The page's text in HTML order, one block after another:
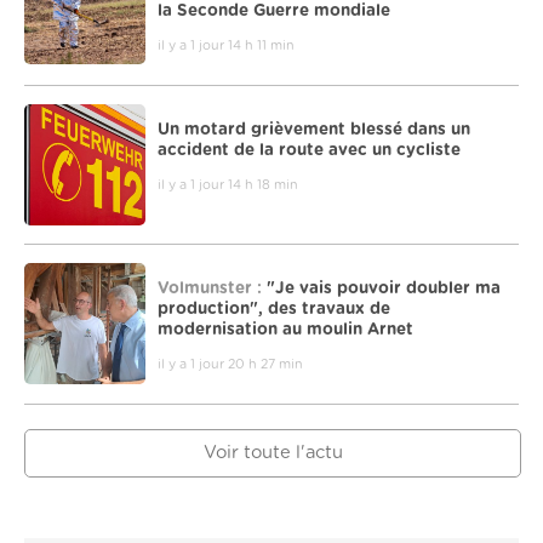
la Seconde Guerre mondiale
il y a 1 jour 14 h 11 min
Un motard grièvement blessé dans un
accident de la route avec un cycliste
il y a 1 jour 14 h 18 min
Volmunster : "Je vais pouvoir doubler ma
production", des travaux de
modernisation au moulin Arnet
il y a 1 jour 20 h 27 min
Voir toute l'actu